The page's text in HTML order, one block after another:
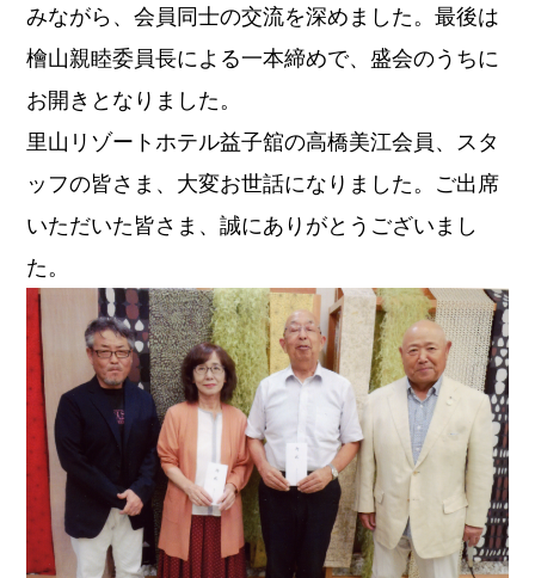
みながら、会員同士の交流を深めました。最後は
檜山親睦委員長による一本締めで、盛会のうちに
お開きとなりました。
里山リゾートホテル益子舘の高橋美江会員、スタ
ッフの皆さま、大変お世話になりました。ご出席
いただいた皆さま、誠にありがとうございまし
た。